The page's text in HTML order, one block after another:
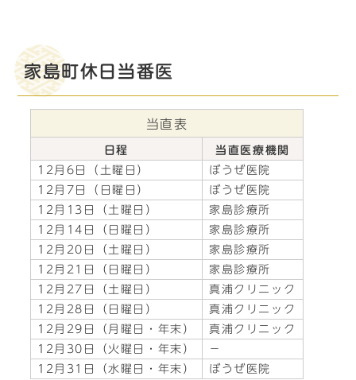
家島町休日当番医
当直表
日程
当直医療機関
12月6日（土曜日）
ぼうぜ医院
12月7日（日曜日）
ぼうぜ医院
12月13日（土曜日）
家島診療所
12月14日（日曜日）
家島診療所
12月20日（土曜日）
家島診療所
12月21日（日曜日）
家島診療所
12月27日（土曜日）
真浦クリニック
12月28日（日曜日）
真浦クリニック
12月29日（月曜日・年末）
真浦クリニック
12月30日（火曜日・年末）
－
12月31日（水曜日・年末）
ぼうぜ医院